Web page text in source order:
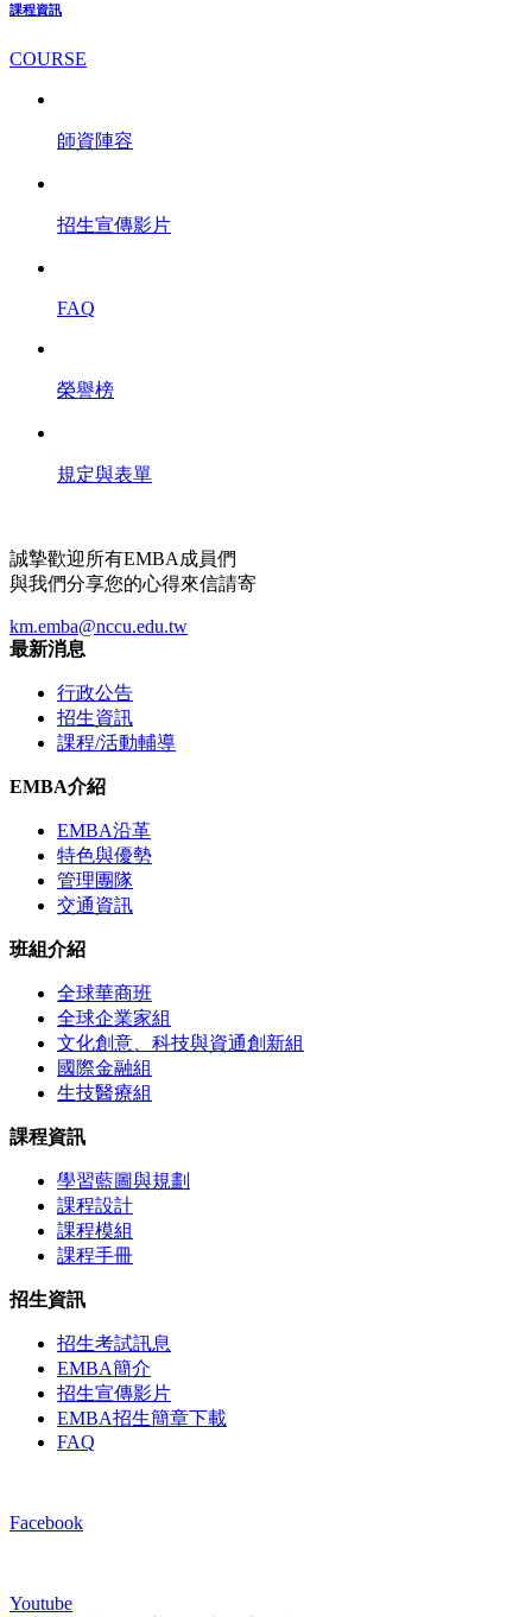
課程資訊
COURSE
師資陣容
招生宣傳影片
FAQ
榮譽榜
規定與表單
誠摯歡迎所有EMBA成員們
與我們分享您的心得來信請寄
km.emba@nccu.edu.tw
最新消息
行政公告
招生資訊
課程/活動輔導
EMBA介紹
EMBA沿革
特色與優勢
管理團隊
交通資訊
班組介紹
全球華商班
全球企業家組
文化創意、科技與資通創新組
國際金融組
生技醫療組
課程資訊
學習藍圖與規劃
課程設計
課程模組
課程手冊
招生資訊
招生考試訊息
EMBA簡介
招生宣傳影片
EMBA招生簡章下載
FAQ
Facebook
Youtube